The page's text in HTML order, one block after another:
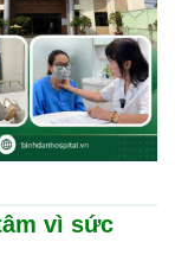
vì sức